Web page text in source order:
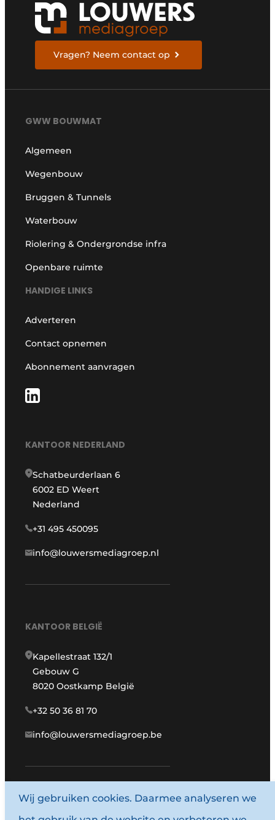
Vragen? Neem contact op
GWW BOUWMAT
Algemeen
Wegenbouw
Bruggen & Tunnels
Waterbouw
Riolering & Ondergrondse infra
Openbare ruimte
HANDIGE LINKS
Adverteren
Contact opnemen
Abonnement aanvragen
KANTOOR NEDERLAND
Schatbeurderlaan 6
6002 ED Weert
Nederland
+31 495 450095
info@louwersmediagroep.nl
KANTOOR BELGIË
Kapellestraat 132/1
Gebouw G
8020 Oostkamp België
+32 50 36 81 70
info@louwersmediagroep.be
www.louwersmediagroep.com
Wij gebruiken cookies. Daarmee analyseren we